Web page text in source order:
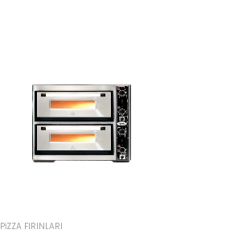
PIZZA FIRINLARI